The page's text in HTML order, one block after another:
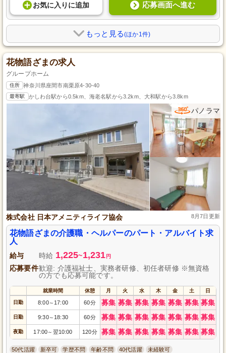
お気に入り に追加 応募画面へ進む
もっと見る(ほか1件)
花物語ざまの求人
グループホーム
住所 神奈川県座間市南栗原4-30-40
最寄駅 かしわ台駅から0.5km、海老名駅から3.2km、大和駅から3.8km
パノラマ
株式会社 日本アメニティライフ協会 8月7日更新
花物語ざまの介護職・ヘルパーのパート・アルバイト求
人
給与 時給 1,225~1,231 円
応募要件歓迎: 介護福祉士、実務者研修、初任者研修 ※無資格
の方でも応募可能です。
就業時間 休憩 月 火 水 木 金 土 日
日勤 8:00～ 17:00 60分 募集 募集 募集 募集 募集 募集 募集
日勤 9:30～ 18:30 60分 募集 募集 募集 募集 募集 募集 募集
夜勤 17:00～ 翌10:00 120分 募集 募集 募集 募集 募集 募集 募集
50代活躍 新卒可 学歴不問 年齢不問 40代活躍 未経験可